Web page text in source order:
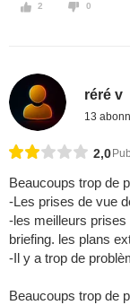
2 0
réré v
13
2,0
Beaucoups trop de
-Les prises de vue
-les meilleurs prises
briefing. les plans
-Il y a trop de
Beaucoups trop de